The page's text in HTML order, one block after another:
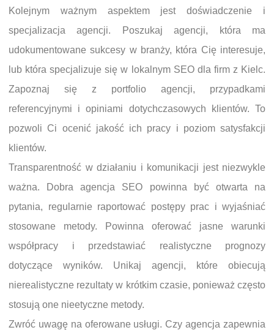
Kolejnym ważnym aspektem jest doświadczenie i
specjalizacja agencji. Poszukaj agencji, która ma
udokumentowane sukcesy w branży, która Cię interesuje,
lub która specjalizuje się w lokalnym SEO dla firm z Kielc.
Zapoznaj się z portfolio agencji, przypadkami
referencyjnymi i opiniami dotychczasowych klientów. To
pozwoli Ci ocenić jakość ich pracy i poziom satysfakcji
klientów.
Transparentność w działaniu i komunikacji jest niezwykle
ważna. Dobra agencja SEO powinna być otwarta na
pytania, regularnie raportować postępy prac i wyjaśniać
stosowane metody. Powinna oferować jasne warunki
współpracy i przedstawiać realistyczne prognozy
dotyczące wyników. Unikaj agencji, które obiecują
nierealistyczne rezultaty w krótkim czasie, ponieważ często
stosują one nieetyczne metody.
Zwróć uwagę na oferowane usługi. Czy agencja zapewnia